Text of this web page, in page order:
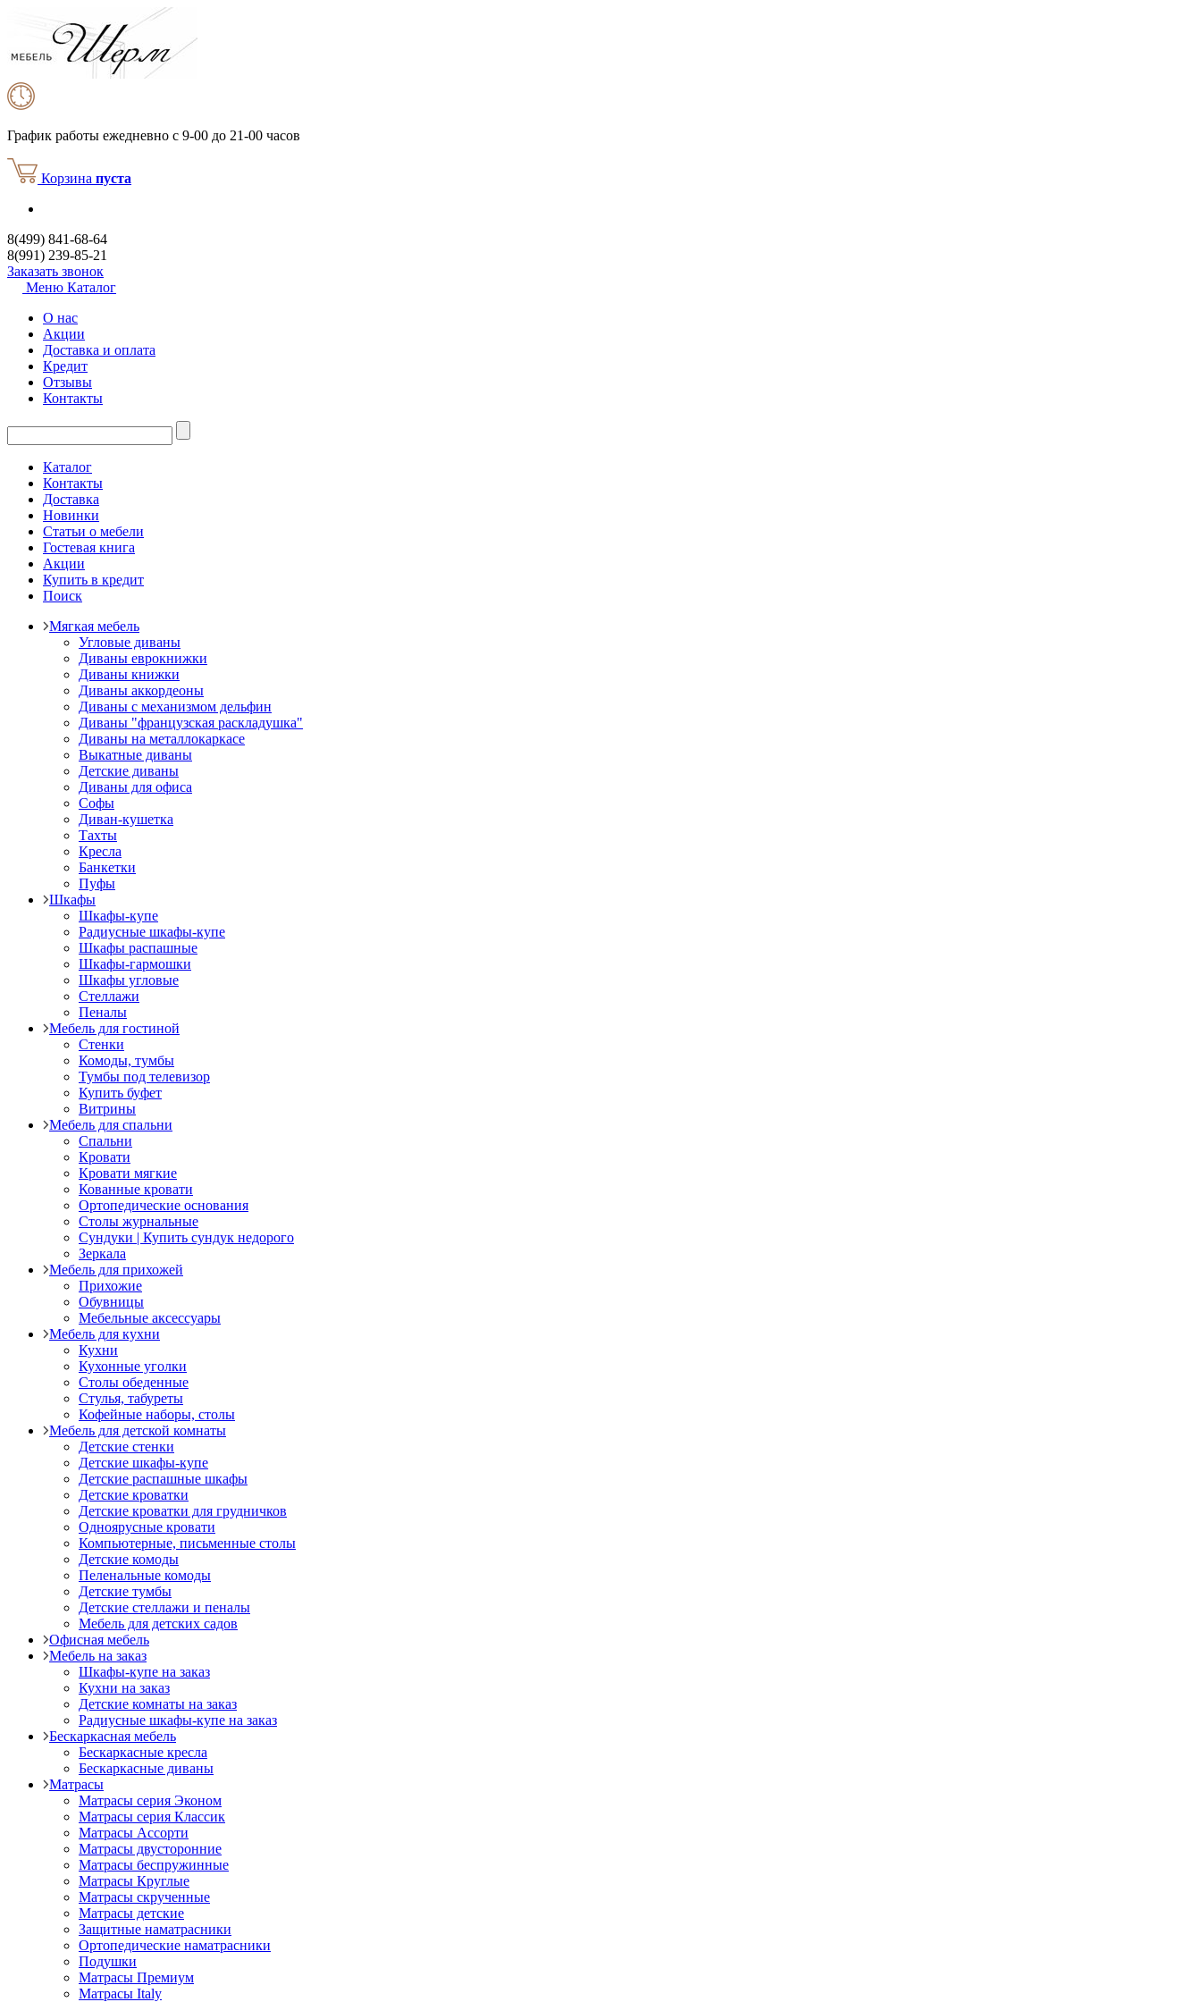
График работы ежедневно с 9-00 до 21-00 часов
Корзина пуста
8(499) 841-68-64
8(991) 239-85-21
Заказать звонок
Меню Каталог
О нас
Акции
Доставка и оплата
Кредит
Отзывы
Контакты
Каталог
Контакты
Доставка
Новинки
Статьи о мебели
Гостевая книга
Акции
Купить в кредит
Поиск
Мягкая мебель
Угловые диваны
Диваны еврокнижки
Диваны книжки
Диваны аккордеоны
Диваны с механизмом дельфин
Диваны "французская раскладушка"
Диваны на металлокаркасе
Выкатные диваны
Детские диваны
Диваны для офиса
Софы
Диван-кушетка
Тахты
Кресла
Банкетки
Пуфы
Шкафы
Шкафы-купе
Радиусные шкафы-купе
Шкафы распашные
Шкафы-гармошки
Шкафы угловые
Стеллажи
Пеналы
Мебель для гостиной
Стенки
Комоды, тумбы
Тумбы под телевизор
Купить буфет
Витрины
Мебель для спальни
Спальни
Кровати
Кровати мягкие
Кованные кровати
Ортопедические основания
Столы журнальные
Сундуки | Купить сундук недорого
Зеркала
Мебель для прихожей
Прихожие
Обувницы
Мебельные аксессуары
Мебель для кухни
Кухни
Кухонные уголки
Столы обеденные
Стулья, табуреты
Кофейные наборы, столы
Мебель для детской комнаты
Детские стенки
Детские шкафы-купе
Детские распашные шкафы
Детские кроватки
Детские кроватки для грудничков
Одноярусные кровати
Компьютерные, письменные столы
Детские комоды
Пеленальные комоды
Детские тумбы
Детские стеллажи и пеналы
Мебель для детских садов
Офисная мебель
Мебель на заказ
Шкафы-купе на заказ
Кухни на заказ
Детские комнаты на заказ
Радиусные шкафы-купе на заказ
Бескаркасная мебель
Бескаркасные кресла
Бескаркасные диваны
Матрасы
Матрасы серия Эконом
Матрасы серия Классик
Матрасы Ассорти
Матрасы двусторонние
Матрасы беспружинные
Матрасы Круглые
Матрасы скрученные
Матрасы детские
Защитные наматрасники
Ортопедические наматрасники
Подушки
Матрасы Премиум
Матрасы Italy